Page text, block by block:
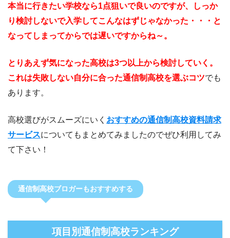
本当に行きたい学校なら1点狙いで良いのですが、しっか
り検討しないで入学してこんなはずじゃなかった・・・と
なってしまってからでは遅いですからね～。
とりあえず気になった高校は3つ以上から検討していく。
これは失敗しない自分に合った通信制高校を選ぶコツでも
あります。
高校選びがスムーズにいく おすすめの通信制高校資料請求
サービスについてもまとめてみましたのでぜひ利用してみ
て下さい！
通信制高校ブロガーもおすすめする
項目別通信制高校ランキング